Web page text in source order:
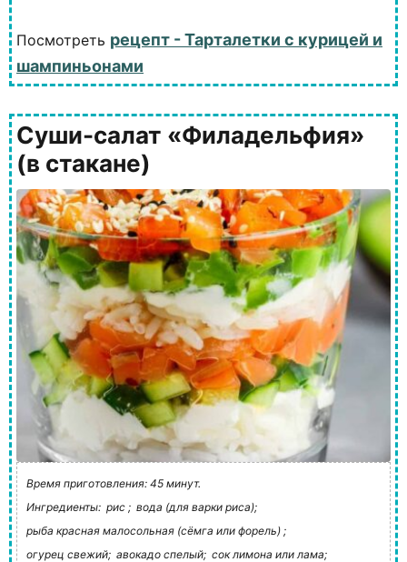
Посмотреть рецепт - Тарталетки с курицей и
шампиньонами
Суши-салат «Филадельфия»
(в стакане)
Время приготовления: 45 минут.
Ингредиенты: рис ; вода (для варки риса);
рыба красная малосольная (сёмга или форель) ;
огурец свежий; авокадо спелый; сок лимона или лама;